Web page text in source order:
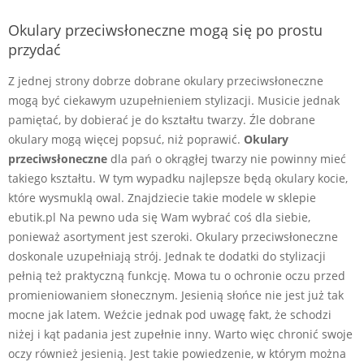
Okulary przeciwsłoneczne mogą się po prostu
przydać
Z jednej strony dobrze dobrane okulary przeciwsłoneczne
mogą być ciekawym uzupełnieniem stylizacji. Musicie jednak
pamiętać, by dobierać je do kształtu twarzy. Źle dobrane
okulary mogą więcej popsuć, niż poprawić. Okulary
przeciwsłoneczne dla pań o okrągłej twarzy nie powinny mieć
takiego kształtu. W tym wypadku najlepsze będą okulary kocie,
które wysmuklą owal. Znajdziecie takie modele w sklepie
ebutik.pl Na pewno uda się Wam wybrać coś dla siebie,
ponieważ asortyment jest szeroki. Okulary przeciwsłoneczne
doskonale uzupełniają strój. Jednak te dodatki do stylizacji
pełnią też praktyczną funkcję. Mowa tu o ochronie oczu przed
promieniowaniem słonecznym. Jesienią słońce nie jest już tak
mocne jak latem. Weźcie jednak pod uwagę fakt, że schodzi
niżej i kąt padania jest zupełnie inny. Warto więc chronić swoje
oczy również jesienią. Jest takie powiedzenie, w którym można